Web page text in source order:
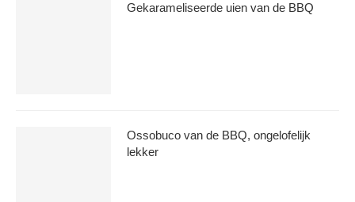
Gekarameliseerde uien van de BBQ
Ossobuco van de BBQ, ongelofelijk
lekker